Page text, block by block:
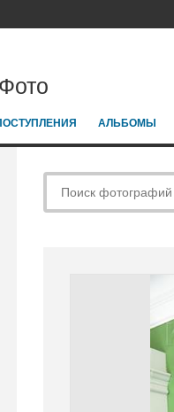
Фото
АЛЬБОМЫ